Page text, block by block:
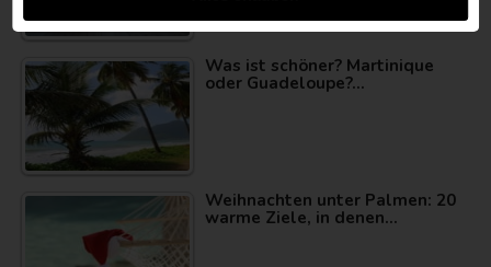
Was ist schöner? Martinique
oder Guadeloupe?…
Weihnachten unter Palmen: 20
warme Ziele, in denen…